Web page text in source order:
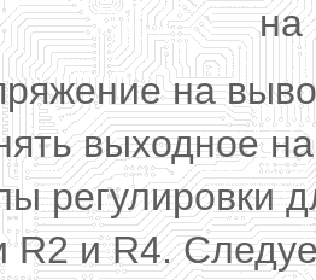
на
на
выходное
регулировки
R2 и R4.